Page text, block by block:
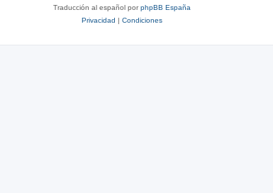
Traducción al español porphpBB España
Privacidad | Condiciones